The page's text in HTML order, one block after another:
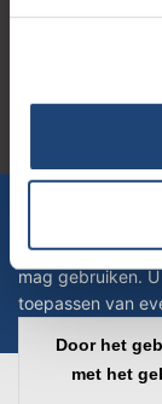
verleend worden
zijn geen
mag gebruiken.
toepassen van
Copyright © 2026 -
Door het
met het